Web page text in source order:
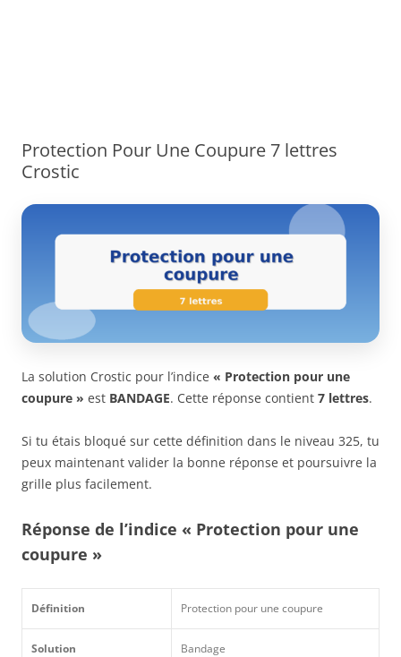
Protection Pour Une Coupure 7 lettres
Crostic
La solution Crostic pour l’indice « Protection pour une
coupure » est BANDAGE. Cette réponse contient 7 lettres.
Si tu étais bloqué sur cette définition dans le niveau 325, tu
peux maintenant valider la bonne réponse et poursuivre la
grille plus facilement.
Réponse de l’indice « Protection pour une
coupure »
Définition Protection pour une coupure
Solution Bandage